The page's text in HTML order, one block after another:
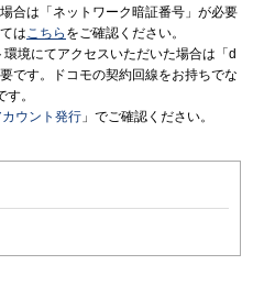
合は「ネットワーク暗証番号」が必要
はこちら をご確認ください。
境にてアクセスいただいた場合は「d
です。ドコモの契約回線をお持ちでな
。
ウント発行 」でご確認ください。